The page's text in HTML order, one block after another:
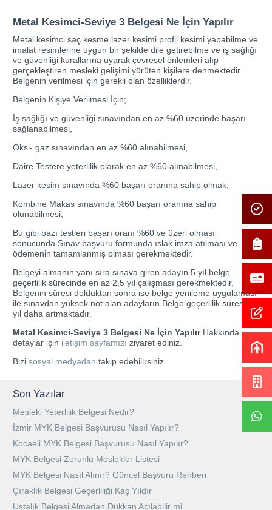
Metal Kesimci-Seviye 3 Belgesi Ne İçin Yapılır
Metal kesimci saç kesme lazer kesimi profil kesimi yapabilme ve
imalat resimlerine uygun bir şekilde dile getirebilme ve iş sağlığı
ve güvenliği kurallarına uyarak çevresel önlemleri alıp
gerçekleştiren mesleki gelişimi yürüten kişilere denmektedir.
Belgenin verilmesi için gerekli olan özelliklerdir.
Belgenin Kişiye Verilmesi İçin;
İş sağlığı ve güvenliği sınavından en az %60 üzerinde başarı
sağlanabilmesi,
Oksi- gaz sınavından en az %60 alınabilmesi,
Daire Testere yeterlilik olarak en az %60 alınabilmesi,
Lazer kesim sınavında %60 başarı oranına sahip olmak,
Kombine Makas sınavında %60 başarı oranına sahip
olunabilmesi,
Bu gibi bazı testleri başarı oranı %60 ve üzeri olması
sonucunda Sınav başvuru formunda ıslak imza atılması ve
ödemenin tamamlanmış olması gerekmektedir.
Belgeyi almanın yanı sıra sınava giren adayın 5 yıl belge
geçerlilik sürecinde en az 2,5 yıl çalışması gerekmektedir.
Belgenin süresi dolduktan sonra ise belge yenileme uygulaması
ile sınavdan yüksek not alan adayların Belge geçerlilik süresi 5
yıl daha artmaktadır.
Metal Kesimci-Seviye 3 Belgesi Ne İçin YapılırHakkında
detaylar için iletişim sayfamızı ziyaret ediniz.
Bizi sosyal medyadan takip edebilirsiniz.
Son Yazılar
Mesleki Yeterlilik Belgesi Nedir?
İzmir MYK Belgesi Başvurusu Nasıl Yapılır?
Kocaeli MYK Belgesi Başvurusu Nasıl Yapılır?
MYK Belgesi Zorunlu Meslekler Listesi
MYK Belgesi Nasıl Alınır? Güncel Başvuru Rehberi
Çıraklık Belgesi Geçerliliği Kaç Yıldır
Ustalık Belgesi Almadan Dükkan Açılabilir mi